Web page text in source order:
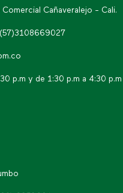
Cañaveralejo - Cali.
p.m y de 1:30 p.m a 4:30 p.m